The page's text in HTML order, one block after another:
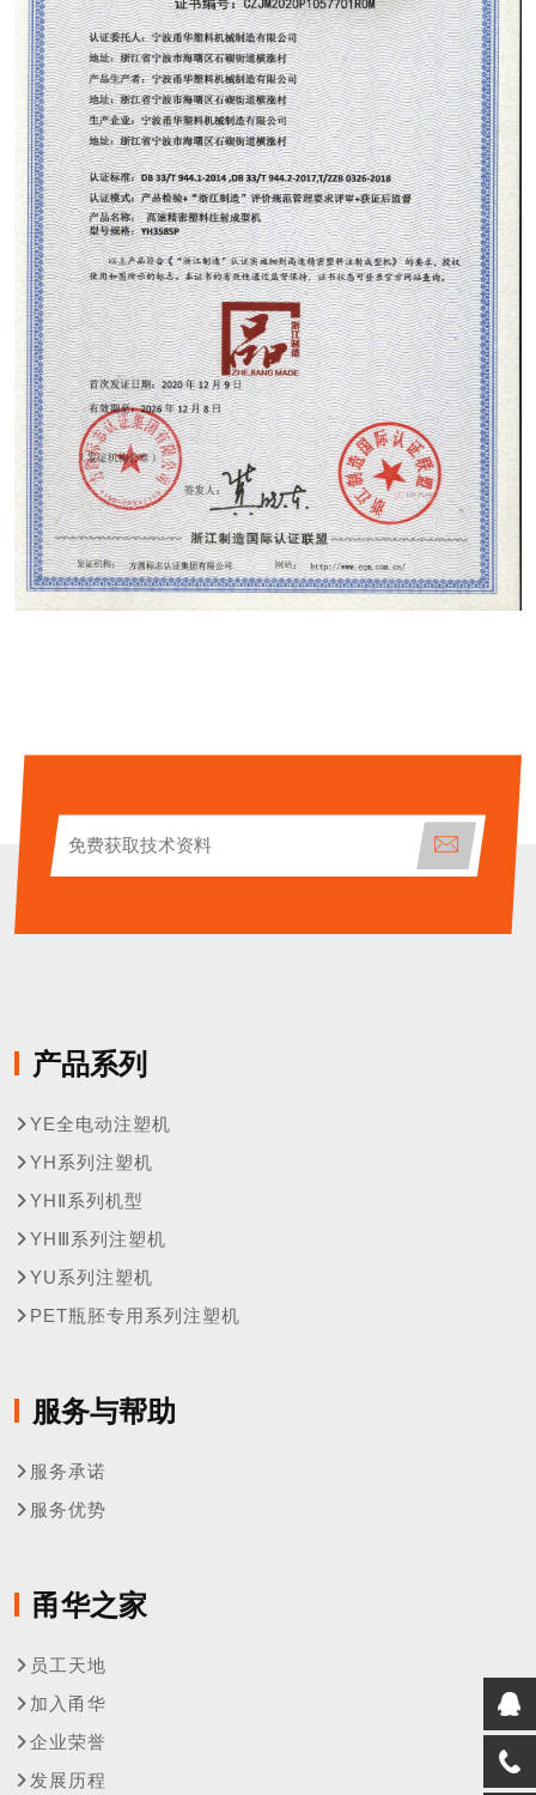
产品系列
YE全电动注塑机
YH系列注塑机
YHⅡ系列机型
YHⅢ系列注塑机
YU系列注塑机
PET瓶胚专用系列注塑机
服务与帮助
服务承诺
服务优势
甬华之家
员工天地
加入甬华
企业荣誉
发展历程